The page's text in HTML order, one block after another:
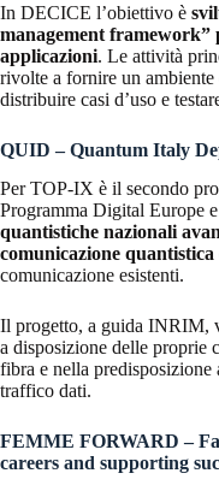
In DECICE l’obiettivo è
management framework”
applicazioni. Le attività
rivolte a fornire un
distribuire casi d’uso e
QUID – Quantum Italy
Per TOP-IX è il secondo
Programma Digital Europe
quantistiche nazionali
comunicazione quantistica
comunicazione esistenti.
Il progetto, a guida INRIM,
a disposizione delle proprie
fibra e nella
traffico dati.
FEMME FORWARD –
careers and supporting